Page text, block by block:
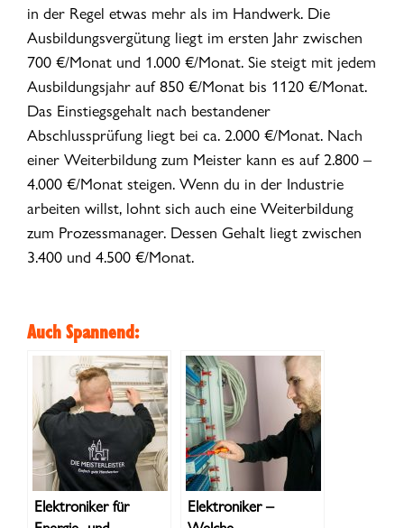
in der Regel etwas mehr als im Handwerk. Die
Ausbildungsvergütung liegt im ersten Jahr zwischen
700 €/Monat und 1.000 €/Monat. Sie steigt mit jedem
Ausbildungsjahr auf 850 €/Monat bis 1120 €/Monat.
Das Einstiegsgehalt nach bestandener
Abschlussprüfung liegt bei ca. 2.000 €/Monat. Nach
einer Weiterbildung zum Meister kann es auf 2.800 –
4.000 €/Monat steigen. Wenn du in der Industrie
arbeiten willst, lohnt sich auch eine Weiterbildung
zum Prozessmanager. Dessen Gehalt liegt zwischen
3.400 und 4.500 €/Monat.
Auch Spannend:
Elektroniker für
Elektroniker –